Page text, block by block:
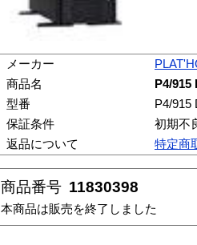
メーカー
商品名
P4/
型番
P4/915
保証条件
初期不
返品について
特定商
商品番号 11830398
本商品は販売を終了しました